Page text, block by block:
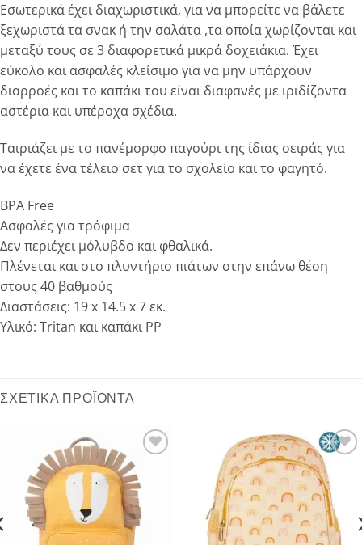
Εσωτερικά έχει διαχωριστικά, για να μπορείτε να βάλετε
ξεχωριστά τα σνακ ή την σαλάτα ,τα οποία χωρίζονται και
μεταξύ τους σε 3 διαφορετικά μικρά δοχειάκια. Έχει
εύκολο και ασφαλές κλείσιμο για να μην υπάρχουν
διαρροές και το καπάκι του είναι διαφανές με ιριδίζοντα
αστέρια και υπέροχα σχέδια.
Ταιριάζει με το πανέμορφο παγούρι της ίδιας σειράς για
να έχετε ένα τέλειο σετ για το σχολείο και το φαγητό.
BPA Free
Ασφαλές για τρόφιμα
Δεν περιέχει μόλυβδο και φθαλικά.
Πλένεται και στο πλυντήριο πιάτων στην επάνω θέση
στους 40 βαθμούς
Διαστάσεις: 19 x 14.5 x 7 εκ.
Υλικό: Tritan και καπάκι PP
ΣΧΕΤΙΚΆ ΠΡΟΪΌΝΤΑ
Add to
wishlist
Add to
wishlist